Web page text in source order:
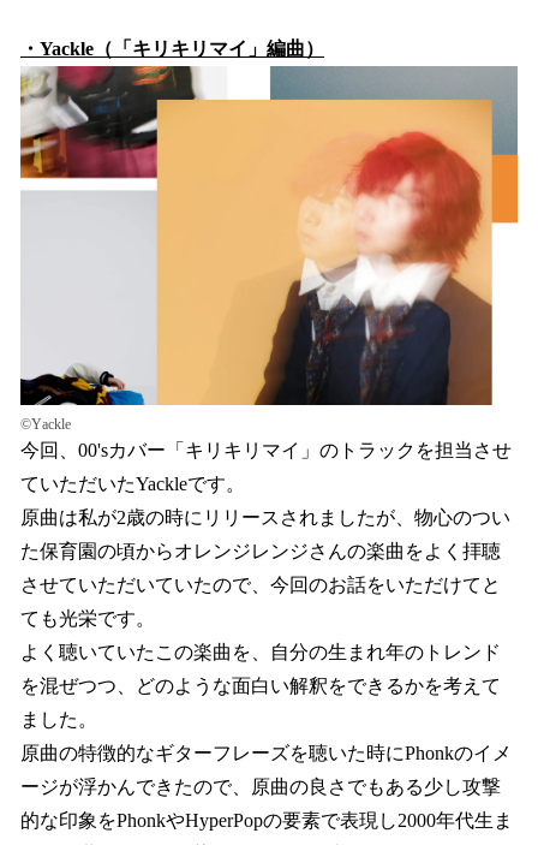
・Yackle（「キリキリマイ」編曲）
©Yackle
今回、00'sカバー「キリキリマイ」のトラックを担当させ
ていただいたYackleです。
原曲は私が2歳の時にリリースされましたが、物心のつい
た保育園の頃からオレンジレンジさんの楽曲をよく拝聴
させていただいていたので、今回のお話をいただけてと
ても光栄です。
よく聴いていたこの楽曲を、自分の生まれ年のトレンド
を混ぜつつ、どのような面白い解釈をできるかを考えて
ました。
原曲の特徴的なギターフレーズを聴いた時にPhonkのイメ
ージが浮かんできたので、原曲の良さでもある少し攻撃
的な印象をPhonkやHyperPopの要素で表現し2000年代生ま